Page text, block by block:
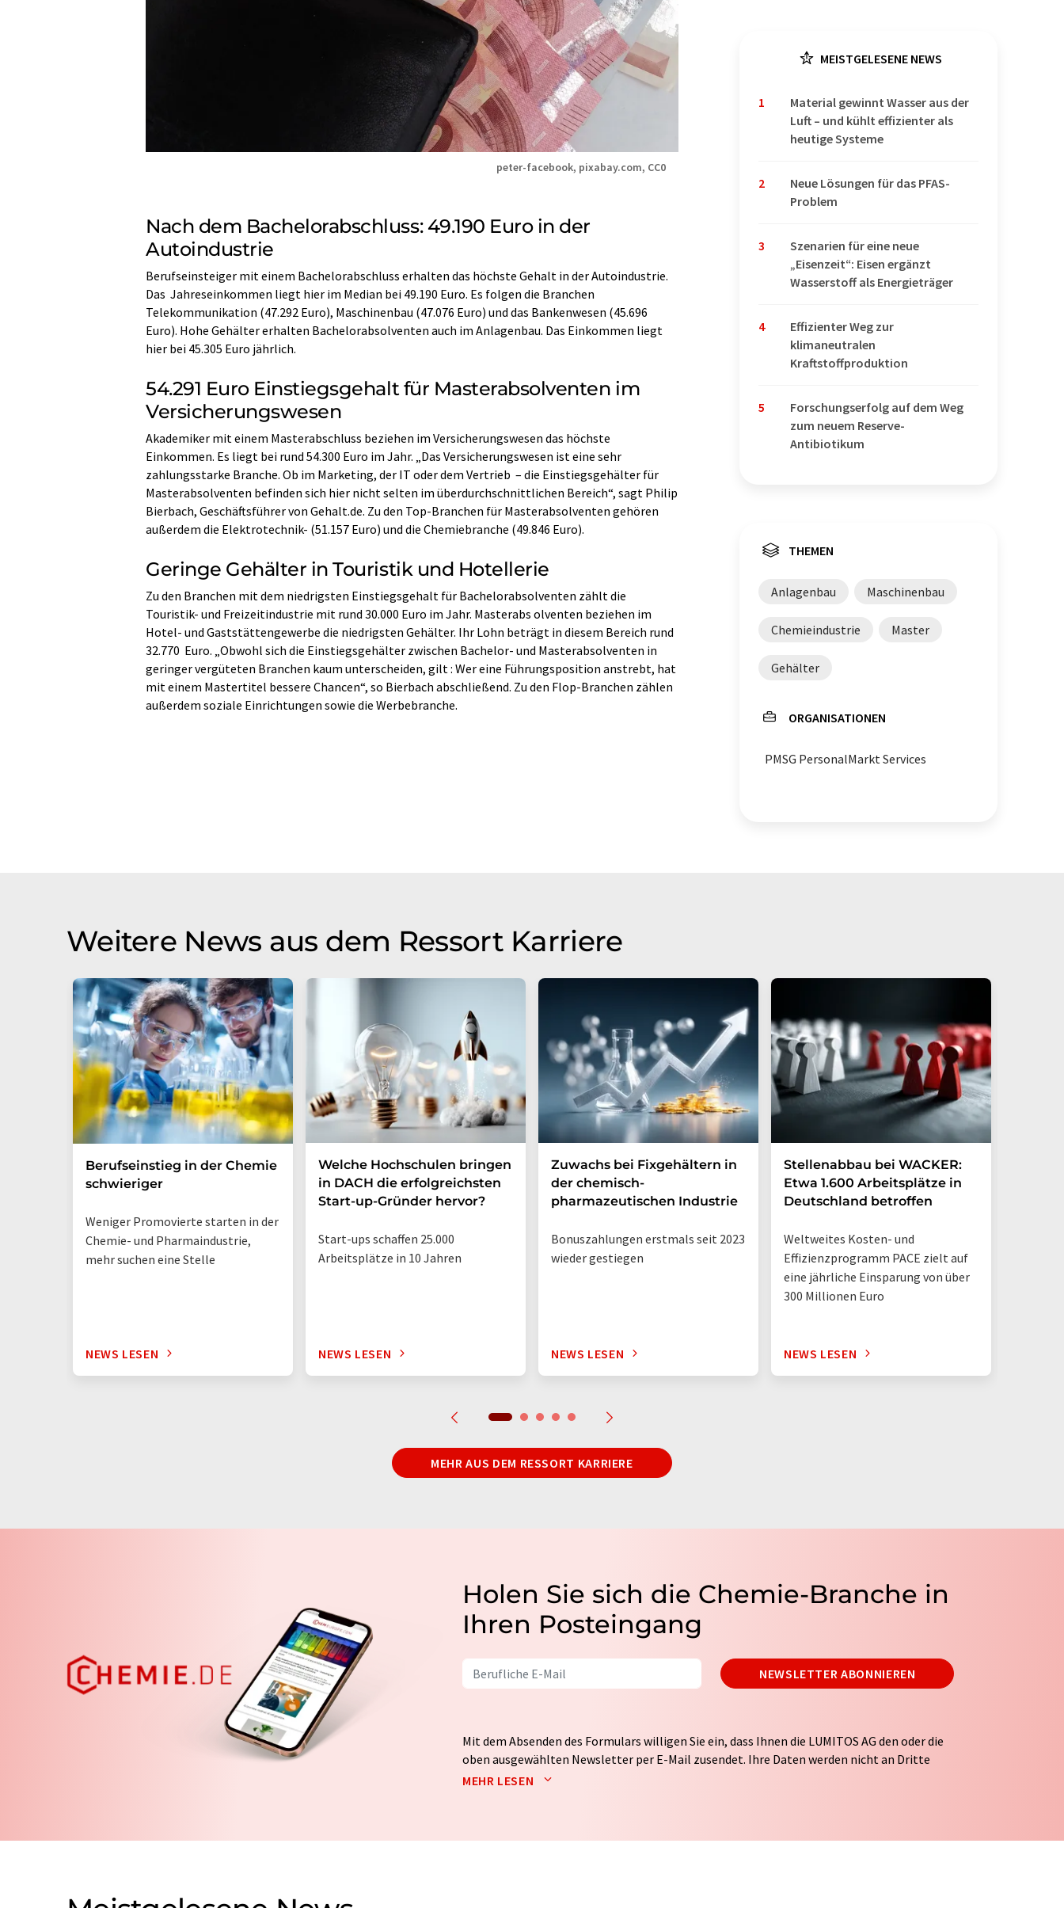
peter-facebook, pixabay.com, CC0
Nach dem Bachelorabschluss: 49.190 Euro in der
Autoindustrie
Berufseinsteiger mit einem Bachelorabschluss erhalten das höchste Gehalt in der Autoindustrie.
Das Jahreseinkommen liegt hier im Median bei 49.190 Euro. Es folgen die Branchen
Telekommunikation (47.292 Euro), Maschinenbau (47.076 Euro) und das Bankenwesen (45.696
Euro). Hohe Gehälter erhalten Bachelorabsolventen auch im Anlagenbau. Das Einkommen liegt
hier bei 45.305 Euro jährlich.
54.291 Euro Einstiegsgehalt für Masterabsolventen im
Versicherungswesen
Akademiker mit einem Masterabschluss beziehen im Versicherungswesen das höchste
Einkommen. Es liegt bei rund 54.300 Euro im Jahr. „Das Versicherungswesen ist eine sehr
zahlungsstarke Branche. Ob im Marketing, der IT oder dem Vertrieb – die Einstiegsgehälter für
Masterabsolventen befinden sich hier nicht selten im überdurchschnittlichen Bereich“, sagt Philip
Bierbach, Geschäftsführer von Gehalt.de. Zu den Top-Branchen für Masterabsolventen gehören
außerdem die Elektrotechnik- (51.157 Euro) und die Chemiebranche (49.846 Euro).
Geringe Gehälter in Touristik und Hotellerie
Zu den Branchen mit dem niedrigsten Einstiegsgehalt für Bachelorabsolventen zählt die
Touristik- und Freizeitindustrie mit rund 30.000 Euro im Jahr. Masterabs olventen beziehen im
Hotel- und Gaststättengewerbe die niedrigsten Gehälter. Ihr Lohn beträgt in diesem Bereich rund
32.770 Euro. „Obwohl sich die Einstiegsgehälter zwischen Bachelor- und Masterabsolventen in
geringer vergüteten Branchen kaum unterscheiden, gilt : Wer eine Führungsposition anstrebt, hat
mit einem Mastertitel bessere Chancen“, so Bierbach abschließend. Zu den Flop-Branchen zählen
außerdem soziale Einrichtungen sowie die Werbebranche.
MEISTGELESENE NEWS
1
Material gewinnt Wasser aus der
Luft – und kühlt effizienter als
heutige Systeme
2
Neue Lösungen für das PFAS-
Problem
3
Szenarien für eine neue
„Eisenzeit“: Eisen ergänzt
Wasserstoff als Energieträger
4
Effizienter Weg zur
klimaneutralen
Kraftstoffproduktion
5
Forschungserfolg auf dem Weg
zum neuem Reserve-
Antibiotikum
THEMEN
Anlagenbau Maschinenbau
Chemieindustrie Master
Gehälter
ORGANISATIONEN
PMSG PersonalMarkt Services
Weitere News aus dem Ressort Karriere
Berufseinstieg in der Chemie
schwieriger
Weniger Promovierte starten in der
Chemie- und Pharmaindustrie,
mehr suchen eine Stelle
NEWS LESEN
Welche Hochschulen bringen
in DACH die erfolgreichsten
Start-up-Gründer hervor?
Start-ups schaffen 25.000
Arbeitsplätze in 10 Jahren
NEWS LESEN
Zuwachs bei Fixgehältern in
der chemisch-
pharmazeutischen Industrie
Bonuszahlungen erstmals seit 2023
wieder gestiegen
NEWS LESEN
Stellenabbau bei WACKER:
Etwa 1.600 Arbeitsplätze in
Deutschland betroffen
Weltweites Kosten- und
Effizienzprogramm PACE zielt auf
eine jährliche Einsparung von über
300 Millionen Euro
NEWS LESEN
MEHR AUS DEM RESSORT KARRIERE
Holen Sie sich die Chemie-Branche in
Ihren Posteingang
NEWSLETTER ABONNIEREN
Mit dem Absenden des Formulars willigen Sie ein, dass Ihnen die LUMITOS AG den oder die
oben ausgewählten Newsletter per E-Mail zusendet. Ihre Daten werden nicht an Dritte
weitergegeben. Die Speicherung und Verarbeitung Ihrer Daten durch die LUMITOS AG erfolgt
MEHR LESEN